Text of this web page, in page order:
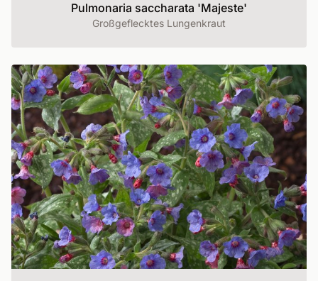
Pulmonaria saccharata 'Majeste'
Großgeflecktes Lungenkraut